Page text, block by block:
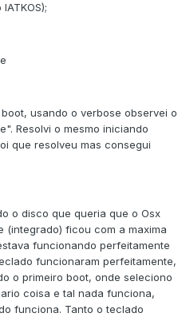
usando o verbose observei o
Resolvi o mesmo iniciando
que resolveu mas consegui
o disco que queria que o Osx
(integrado) ficou com a maxima
funcionando perfeitamente
funcionaram perfeitamente,
o primeiro boot, onde seleciono
coisa e tal nada funciona,
funciona. Tanto o teclado